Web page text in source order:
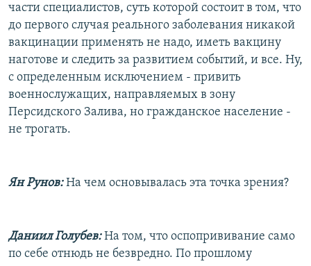
части специалистов, суть которой состоит в том, что
до первого случая реального заболевания никакой
вакцинации применять не надо, иметь вакцину
наготове и следить за развитием событий, и все. Ну,
с определенным исключением - привить
военнослужащих, направляемых в зону
Персидского Залива, но гражданское население -
не трогать.
Ян Рунов:На чем основывалась эта точка зрения?
Даниил Голубев:На том, что оспопрививание само
по себе отнюдь не безвредно. По прошлому